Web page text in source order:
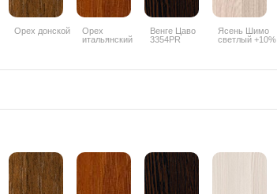
Орех донской
Орех
итальянский
Венге Цаво
3354PR
Ясень Шимо
светлый +10%